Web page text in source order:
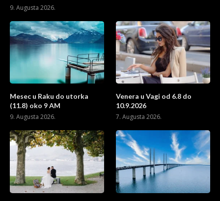
9. Augusta 2026.
Mesec u Raku do utorka
(11.8) oko 9 AM
9. Augusta 2026.
Venera u Vagi od 6.8 do
10.9.2026
7. Augusta 2026.